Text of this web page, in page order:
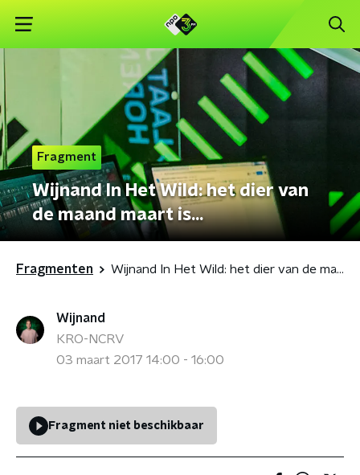
Fragment
Wijnand In Het Wild: het dier van
de maand maart is...
Fragmenten Wijnand In Het Wild: het dier van de maand maart is...
Wijnand
KRO-NCRV
03 maart 2017 14:00 - 16:00
Fragment niet beschikbaar